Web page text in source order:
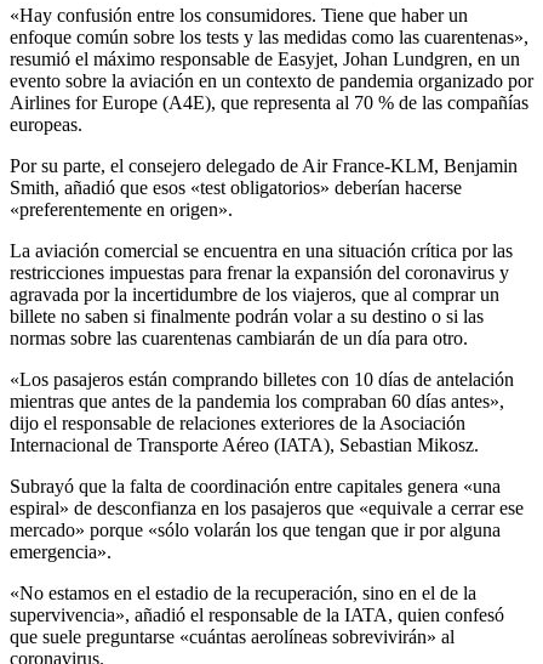
«Hay confusión entre los consumidores. Tiene que haber un
enfoque común sobre los tests y las medidas como las cuarentenas»,
resumió el máximo responsable de Easyjet, Johan Lundgren, en un
evento sobre la aviación en un contexto de pandemia organizado por
Airlines for Europe (A4E), que representa al 70 % de las compañías
europeas.
Por su parte, el consejero delegado de Air France-KLM, Benjamin
Smith, añadió que esos «test obligatorios» deberían hacerse
«preferentemente en origen».
La aviación comercial se encuentra en una situación crítica por las
restricciones impuestas para frenar la expansión del coronavirus y
agravada por la incertidumbre de los viajeros, que al comprar un
billete no saben si finalmente podrán volar a su destino o si las
normas sobre las cuarentenas cambiarán de un día para otro.
«Los pasajeros están comprando billetes con 10 días de antelación
mientras que antes de la pandemia los compraban 60 días antes»,
dijo el responsable de relaciones exteriores de la Asociación
Internacional de Transporte Aéreo (IATA), Sebastian Mikosz.
Subrayó que la falta de coordinación entre capitales genera «una
espiral» de desconfianza en los pasajeros que «equivale a cerrar ese
mercado» porque «sólo volarán los que tengan que ir por alguna
emergencia».
«No estamos en el estadio de la recuperación, sino en el de la
supervivencia», añadió el responsable de la IATA, quien confesó
que suele preguntarse «cuántas aerolíneas sobrevivirán» al
coronavirus.